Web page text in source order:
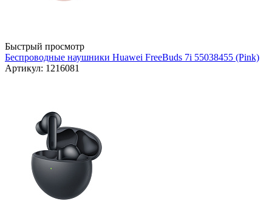
Быстрый просмотр
Беспроводные наушники Huawei FreeBuds 7i 55038455 (Pink)
Артикул: 1216081